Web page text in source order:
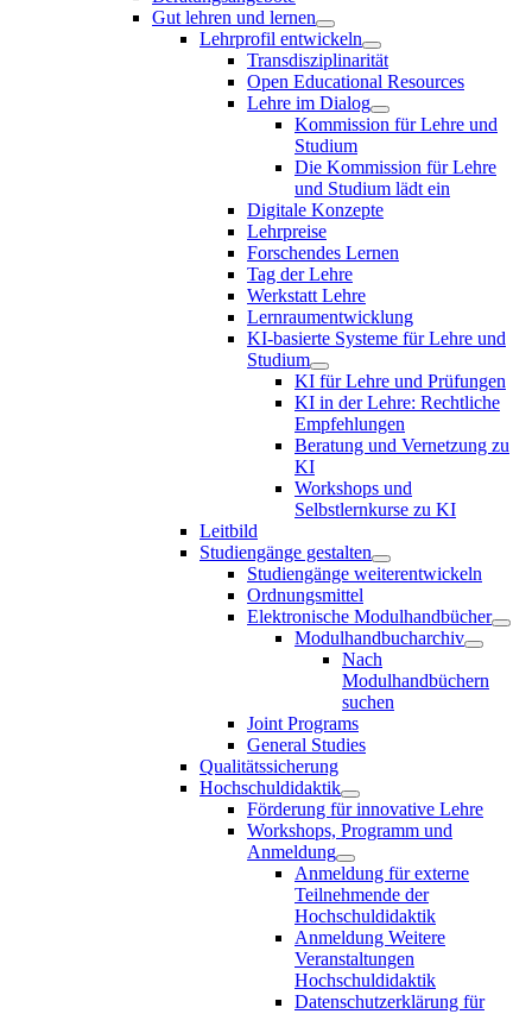
Gut lehren und lernen
Lehrprofil entwickeln
Transdisziplinarität
Open Educational Resources
Lehre im Dialog
Kommission für Lehre und
Studium
Die Kommission für Lehre
und Studium lädt ein
Digitale Konzepte
Lehrpreise
Forschendes Lernen
Tag der Lehre
Werkstatt Lehre
Lernraumentwicklung
KI-basierte Systeme für Lehre und
Studium
KI für Lehre und Prüfungen
KI in der Lehre: Rechtliche
Empfehlungen
Beratung und Vernetzung zu
KI
Workshops und
Selbstlernkurse zu KI
Leitbild
Studiengänge gestalten
Studiengänge weiterentwickeln
Ordnungsmittel
Elektronische Modulhandbücher
Modulhandbucharchiv
Nach
Modulhandbüchern
suchen
Joint Programs
General Studies
Qualitätssicherung
Hochschuldidaktik
Förderung für innovative Lehre
Workshops, Programm und
Anmeldung
Anmeldung für externe
Teilnehmende der
Hochschuldidaktik
Anmeldung Weitere
Veranstaltungen
Hochschuldidaktik
Datenschutzerklärung für